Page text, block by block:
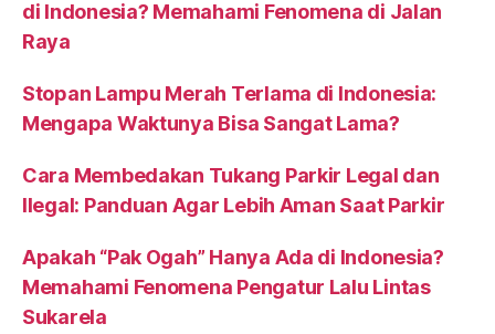
di Indonesia? Memahami Fenomena di Jalan
Raya
Stopan Lampu Merah Terlama di Indonesia:
Mengapa Waktunya Bisa Sangat Lama?
Cara Membedakan Tukang Parkir Legal dan
Ilegal: Panduan Agar Lebih Aman Saat Parkir
Apakah “Pak Ogah” Hanya Ada di Indonesia?
Memahami Fenomena Pengatur Lalu Lintas
Sukarela